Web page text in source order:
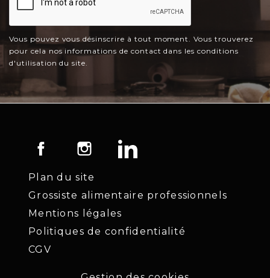
Vous pouvez vous désinscrire à tout moment. Vous trouverez
pour cela nos informations de contact dans les conditions
d'utilisation du site.
Facebook Instagram
Plan du site
Grossiste alimentaire professionnels
Mentions légales
Politiques de confidentialité
CGV